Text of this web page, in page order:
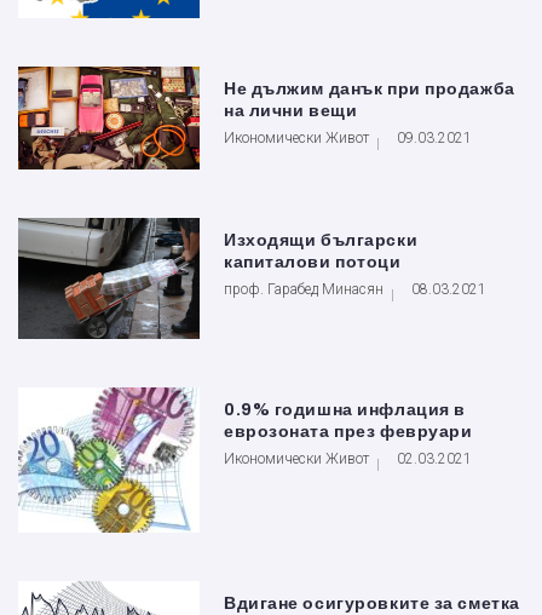
Не дължим данък при продажба
на лични вещи
Икономически Живот 09.03.2021
Изходящи български
капиталови потоци
проф. Гарабед Минасян 08.03.2021
0.9% годишна инфлация в
еврозоната през февруари
Икономически Живот 02.03.2021
Вдигане осигуровките за сметка